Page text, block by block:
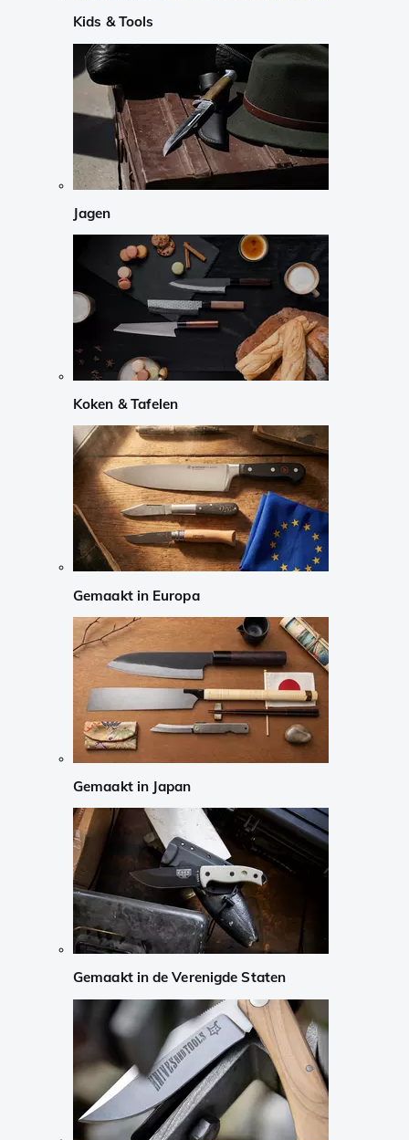
Kids & Tools
Jagen
Koken & Tafelen
Gemaakt in Europa
Gemaakt in Japan
Gemaakt in de Verenigde Staten